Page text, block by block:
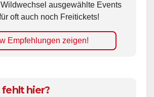
ausgewählte Events
oft auch noch Freitickets!
Empfehlungen zeigen!
fehlt hier?